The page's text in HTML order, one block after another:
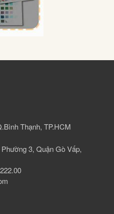
Thạnh, TP.HCM
3, Quận Gò Vấp,